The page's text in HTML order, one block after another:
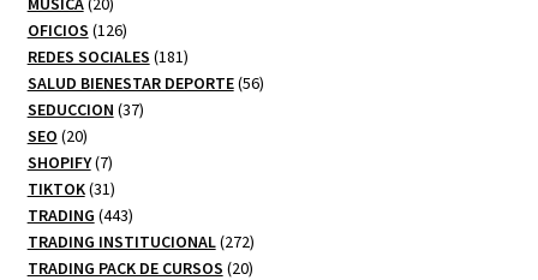
productos
OFICIOS 126126
productos
REDES SOCIALES 181181
productos
SALUD BIENESTAR DEPORTE 5656
SEDUCCION 3737
SEO 2020
productos
SHOPIFY 77
productos
TIKTOK 3131
productos
TRADING 443443
productos
TRADING INSTITUCIONAL 272272
productos
TRADING PACK DE CURSOS 2020